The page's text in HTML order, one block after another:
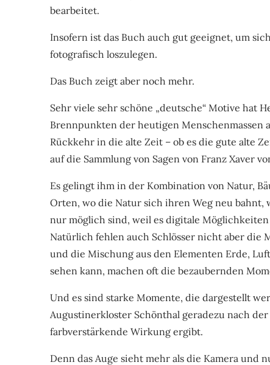
bearbeitet.
Insofern ist das Buch auch gut geeignet, um
fotografisch loszulegen.
Das Buch zeigt aber noch mehr.
Sehr viele sehr schöne „deutsche“ Motive hat
Brennpunkten der heutigen Menschenmassen
Rückkehr in die alte Zeit – ob es die gute alte
auf die Sammlung von Sagen von Franz Xaver
Es gelingt ihm in der Kombination von Natur,
Orten, wo die Natur sich ihren Weg neu bahnt,
nur möglich sind, weil es digitale
Natürlich fehlen auch Schlösser nicht aber die
und die Mischung aus den Elementen Erde,
sehen kann, machen oft die bezaubernden
Und es sind starke Momente, die dargestellt
Augustinerkloster Schönthal geradezu nach
farbverstärkende Wirkung ergibt.
Denn das Auge sieht mehr als die Kamera